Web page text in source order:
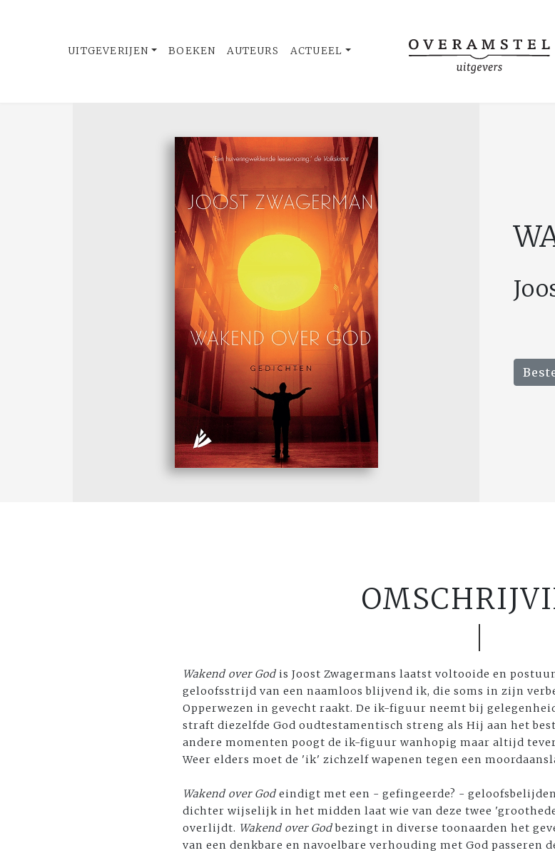
UITGEVERIJEN BOEKEN AUTEURS ACTUEEL
Wakend over Godis Joost Zwagermans laatst voltooide en
geloofsstrijd van een naamloos blijvend ik, die soms in zijn
Opperwezen in gevecht raakt. De ik-figuur neemt bij
straft diezelfde God oudtestamentisch streng als Hij aan het
andere momenten poogt de ik-figuur wanhopig maar altijd
Weer elders moet de 'ik' zichzelf wapenen tegen een
Wakend over Godeindigt met een - gefingeerde? -
dichter wijselijk in het midden laat wie van deze twee
overlijdt. Wakend over Godbezingt in diverse toonaarden het
van een denkbare en navoelbare verhouding met God passeren